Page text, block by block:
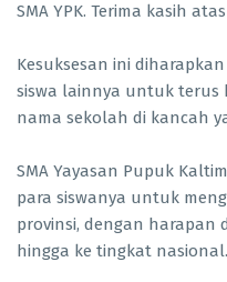
SMA YPK. Terima kasih
Kesuksesan ini
siswa lainnya untuk terus
nama sekolah di kancah
SMA Yayasan Pupuk
para siswanya untuk
provinsi, dengan harapan
hingga ke tingkat nasional.